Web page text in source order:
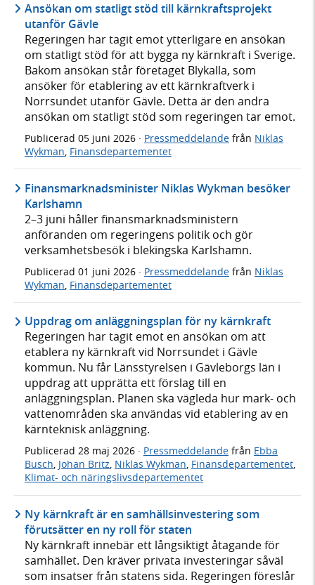
Ansökan om statligt stöd till kärnkraftsprojekt
utanför Gävle
Regeringen har tagit emot ytterligare en ansökan
om statligt stöd för att bygga ny kärnkraft i Sverige.
Bakom ansökan står företaget Blykalla, som
ansöker för etablering av ett kärnkraftverk i
Norrsundet utanför Gävle. Detta är den andra
ansökan om statligt stöd som regeringen tar emot.
Publicerad 05 juni 2026 · Pressmeddelande från Niklas
Wykman, Finansdepartementet
Finansmarknadsminister Niklas Wykman besöker
Karlshamn
2–3 juni håller finansmarknadsministern
anföranden om regeringens politik och gör
verksamhetsbesök i blekingska Karlshamn.
Publicerad 01 juni 2026 · Pressmeddelande från Niklas
Wykman Finansdepartementet
Uppdrag om anläggningsplan för ny kärnkraft
Regeringen har tagit emot en ansökan om att
etablera ny kärnkraft vid Norrsundet i Gävle
kommun. Nu får Länsstyrelsen i Gävleborgs län i
uppdrag att upprätta ett förslag till en
anläggningsplan. Planen ska vägleda hur mark- och
vattenområden ska användas vid etablering av en
kärnteknisk anläggning.
Publicerad 28 maj 2026 · Pressmeddelande från Ebba
Busch, Johan Britz, Niklas Wykman, Finansdepartementet,
Klimat- och näringslivsdepartementet
Ny kärnkraft är en samhällsinvestering som
förutsätter en ny roll för staten
Ny kärnkraft innebär ett långsiktigt åtagande för
samhället. Den kräver privata investeringar såväl
som insatser från statens sida. Regeringen föreslår